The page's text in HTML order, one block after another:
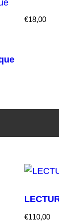
€18,00
€110,00